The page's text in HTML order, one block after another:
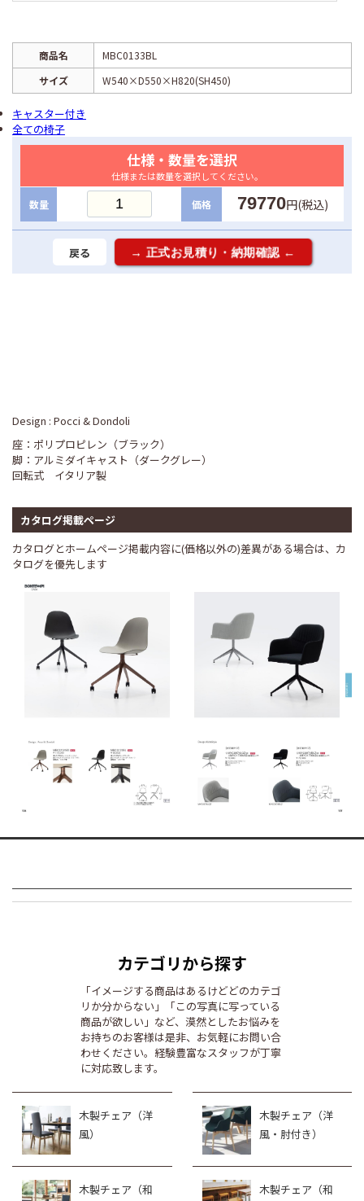
商品名
MBC0133BL
サイズ
W540×D550×H820(SH450)
キャスター付き
全ての椅子
仕様・数量を選択
仕様または数量を選択してください。
数量 価格 79770円(税込)
戻る
Design : Pocci & Dondoli
座：ポリプロピレン（ブラック）
脚：アルミダイキャスト（ダークグレー）
回転式 イタリア製
カタログ掲載ページ
カタログとホームページ掲載内容に(価格以外の)差異がある場合は、カ
タログを優先します
カテゴリから探す
「イメージする商品はあるけどどのカテゴ
リか分からない」「この写真に写っている
商品が欲しい」など、漠然としたお悩みを
お持ちのお客様は是非、お気軽にお問い合
わせください。経験豊富なスタッフが丁寧
に対応致します。
木製チェア（洋
風）
木製チェア（洋
風・肘付き）
木製チェア（和
木製チェア（和